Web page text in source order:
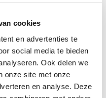
cookies
en advertenties te
social media te bieden
Ook delen we
onze site met onze
en analyse. Deze
vragen (FAQ)
vraag. Staat het
Of heb je een